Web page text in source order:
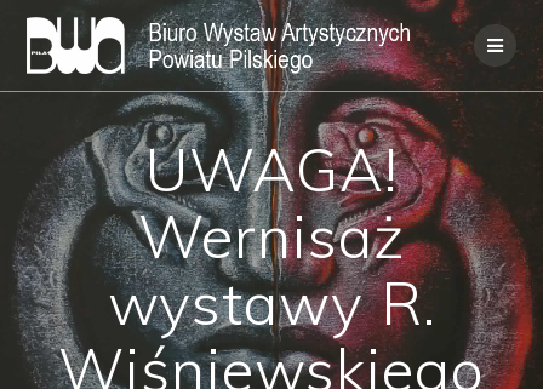
Skip
to
content
UWAGA!
Wernisaż
wystawy R.
Wiśniewskiego